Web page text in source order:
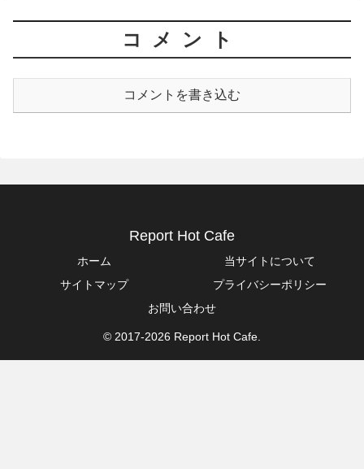
コメント
コメントを書き込む
Report Hot Cafe
ホーム
当サイトについて
サイトマップ
プライバシーポリシー
お問い合わせ
© 2017-2026 Report Hot Cafe.